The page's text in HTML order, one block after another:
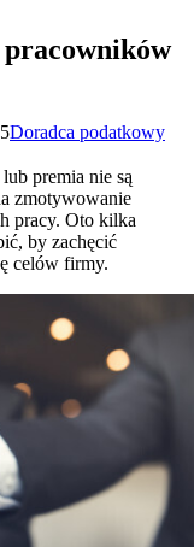
pracowników
Doradca podatkowy
premia nie są
zmotywowanie
pracy. Oto kilka
by zachęcić
celów firmy.